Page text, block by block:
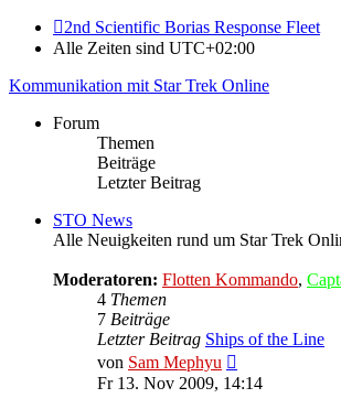
2nd Scientific Borias Response Fleet
Alle Zeiten sind UTC+02:00
Kommunikation mit Star Trek Online
Forum
Themen
Beiträge
Letzter Beitrag
STO News
Alle Neuigkeiten rund um Star Trek
Moderatoren: Flotten Kommando,
4 Themen
7 Beiträge
Letzter Beitrag Ships of the Line
von Sam Mephyu
Beitrag
Fr 13. Nov 2009, 14:14